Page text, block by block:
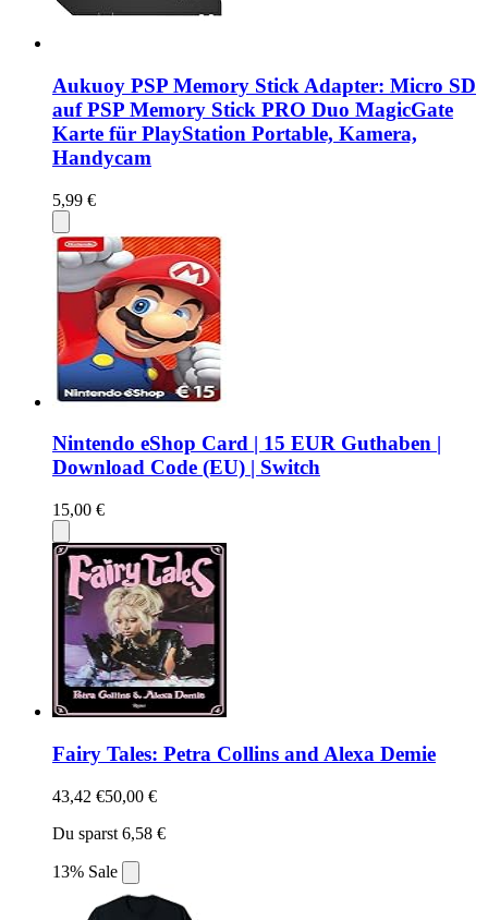
Aukuoy PSP Memory Stick Adapter: Micro SD
auf PSP Memory Stick PRO Duo MagicGate
Karte für PlayStation Portable, Kamera,
Handycam
5,99 €
Nintendo eShop Card | 15 EUR Guthaben |
Download Code (EU) | Switch
15,00 €
Fairy Tales: Petra Collins and Alexa Demie
43,42 €50,00 €
Du sparst 6,58 €
13% Sale